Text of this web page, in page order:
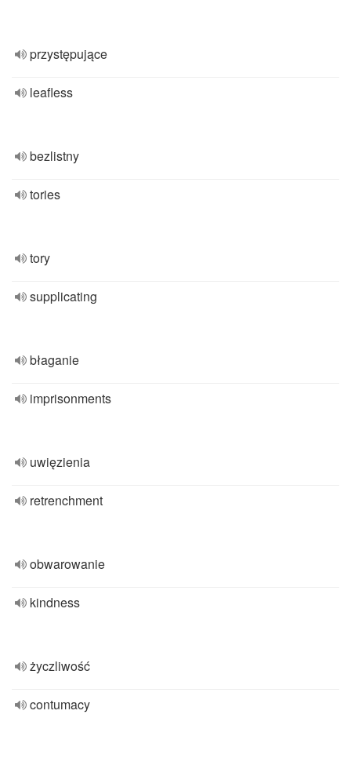
przystępujące
leafless
bezlistny
tories
tory
supplicating
błaganie
imprisonments
uwięzienia
retrenchment
obwarowanie
kindness
życzliwość
contumacy